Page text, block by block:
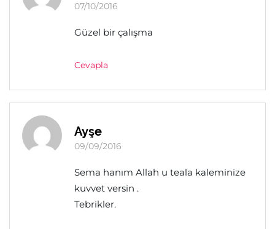
07/10/2016
Güzel bir çalışma
Cevapla
Ayşe
09/09/2016
Sema hanım Allah u teala kaleminize
kuvvet versin .
Tebrikler.